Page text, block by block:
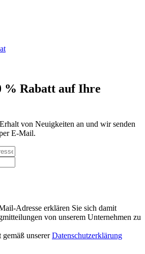
% Rabatt auf Ihre
von Neuigkeiten an und wir senden
E-Mail.
Adresse erklären Sie sich damit
von unserem Unternehmen zu
gemäß unsererDatenschutzerklärung